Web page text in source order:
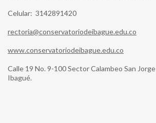
Celular: 3142891420
rectoria@conservatoriodeibague.edu.co
www.conservatoriodeibague.edu.co
Calle 19 No. 9-100 Sector Calambeo San Jorge
Ibagué.